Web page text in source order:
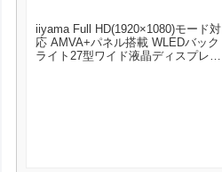
iiyama Full HD(1920×1080)モード対
応 AMVA+パネル搭載 WLEDバック
ライト27型ワイド液晶ディスプレイ